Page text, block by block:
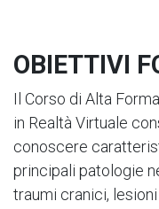
OBIETTIVI
Il Corso di Alta
in Realtà Virtuale
conoscere
principali patologie
traumi cranici,